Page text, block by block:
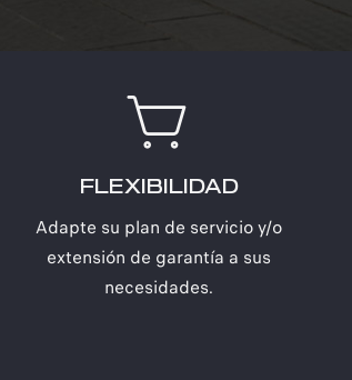
FLEXIBILIDAD
Adapte su plan de servicio y/o
extensión de garantía a sus
necesidades.